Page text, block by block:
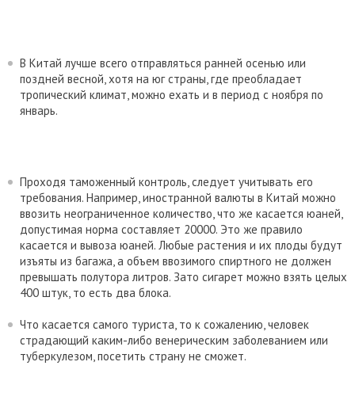
В Китай лучше всего отправляться ранней осенью или
поздней весной, хотя на юг страны, где преобладает
тропический климат, можно ехать и в период с ноября по
январь.
Проходя таможенный контроль, следует учитывать его
требования. Например, иностранной валюты в Китай можно
ввозить неограниченное количество, что же касается юаней,
допустимая норма составляет 20000. Это же правило
касается и вывоза юаней. Любые растения и их плоды будут
изъяты из багажа, а объем ввозимого спиртного не должен
превышать полутора литров. Зато сигарет можно взять целых
400 штук, то есть два блока.
Что касается самого туриста, то к сожалению, человек
страдающий каким-либо венерическим заболеванием или
туберкулезом, посетить страну не сможет.